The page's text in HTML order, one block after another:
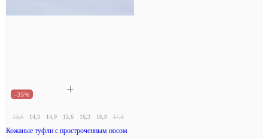
–35%
13,6 14,3 14,9 15,6 16,3 16,9 17,6
Кожаные туфли с простроченным носом